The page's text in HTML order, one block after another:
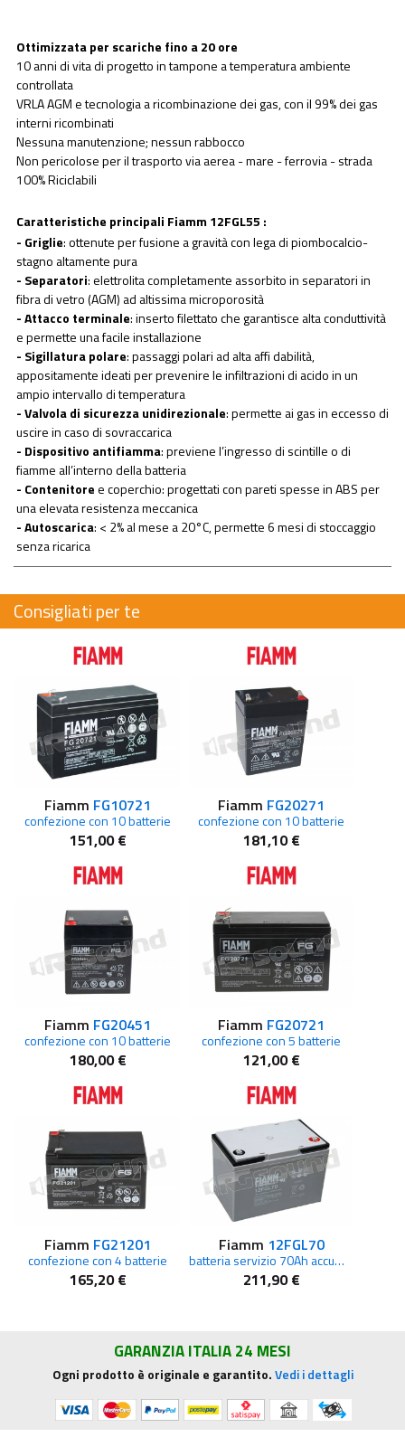
Ottimizzata per scariche fino a 20 ore
10 anni di vita di progetto in tampone a temperatura ambiente
controllata
VRLA AGM e tecnologia a ricombinazione dei gas, con il 99% dei gas
interni ricombinati
Nessuna manutenzione; nessun rabbocco
Non pericolose per il trasporto via aerea - mare - ferrovia - strada
100% Riciclabili
Caratteristiche principali Fiamm 12FGL55 :
- Griglie: ottenute per fusione a gravità con lega di piombocalcio-
stagno altamente pura
- Separatori: elettrolita completamente assorbito in separatori in
fibra di vetro (AGM) ad altissima microporosità
- Attacco terminale: inserto filettato che garantisce alta conduttività
e permette una facile installazione
- Sigillatura polare: passaggi polari ad alta affi dabilità,
appositamente ideati per prevenire le infiltrazioni di acido in un
ampio intervallo di temperatura
- Valvola di sicurezza unidirezionale: permette ai gas in eccesso di
uscire in caso di sovraccarica
- Dispositivo antifiamma: previene l’ingresso di scintille o di
fiamme all’interno della batteria
- Contenitoree coperchio: progettati con pareti spesse in ABS per
una elevata resistenza meccanica
- Autoscarica: < 2% al mese a 20°C, permette 6 mesi di stoccaggio
senza ricarica
Consigliati per te
Fiamm FG10721
confezione con 10 batterie
151,00 €
Fiamm FG20271
confezione con 10 batterie
181,10 €
Fiamm FG20451
confezione con 10 batterie
180,00 €
Fiamm FG20721
confezione con 5 batterie
121,00 €
Fiamm FG21201
confezione con 4 batterie
165,20 €
Fiamm 12FGL70
batteria servizio 70Ah accumulatore solare eolico
211,90 €
GARANZIA ITALIA 24 MESI
Ogni prodotto è originale e garantito.Vedi i dettagli